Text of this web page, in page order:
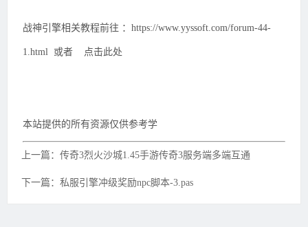
战神引擎相关教程前往 ：https://www.yyssoft.com/forum-44-
1.html 或者 点击此处
本站提供的所有资源仅供参考学
上一篇：传奇3烈火沙城1.45手游传奇3服务端多端互通
下一篇：私服引擎冲级奖励npc脚本-3.pas